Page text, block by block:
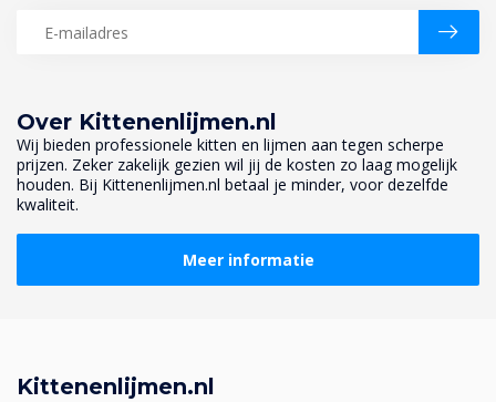
Over Kittenenlijmen.nl
Wij bieden professionele kitten en lijmen aan tegen scherpe
prijzen. Zeker zakelijk gezien wil jij de kosten zo laag mogelijk
houden. Bij Kittenenlijmen.nl betaal je minder, voor dezelfde
kwaliteit.
Meer informatie
Kittenenlijmen.nl